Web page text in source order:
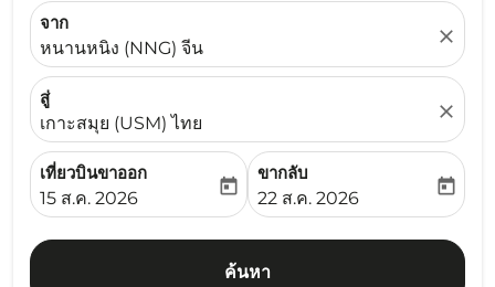
จาก
หนานหนิง (NNG) จีน
close
สู่
เกาะสมุย (USM) ไทย
close
เที่ยวบินขาออก
fc-booking-departure-date-aria-label
15 ส.ค. 2026
today
ขากลับ
fc-booking-return-date-
22 ส.ค. 2026
today
ค้นหา